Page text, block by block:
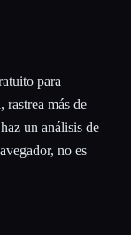
para
más de
un análisis de
no es